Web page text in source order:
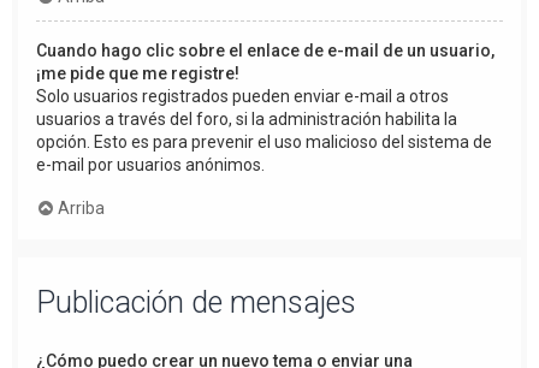
Cuando hago clic sobre el enlace de e-mail de un usuario,
¡me pide que me registre!
Solo usuarios registrados pueden enviar e-mail a otros
usuarios a través del foro, si la administración habilita la
opción. Esto es para prevenir el uso malicioso del sistema de
e-mail por usuarios anónimos.
Arriba
Publicación de mensajes
¿Cómo puedo crear un nuevo tema o enviar una